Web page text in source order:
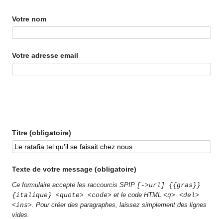
Votre nom
Votre adresse email
Titre (obligatoire)
Texte de votre message (obligatoire)
Ce formulaire accepte les raccourcis SPIP [->url] {{gras}}
{italique} <quote> <code> et le code HTML<q> <del>
<ins> . Pour créer des paragraphes, laissez simplement des lignes
vides.